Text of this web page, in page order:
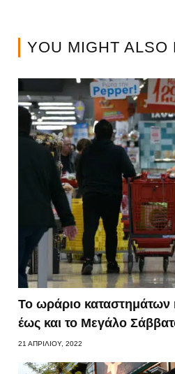
YOU MIGHT ALSO
Το ωράριο καταστημάτων
έως και το Μεγάλο
21 ΑΠΡΙΛΊΟΥ, 2022